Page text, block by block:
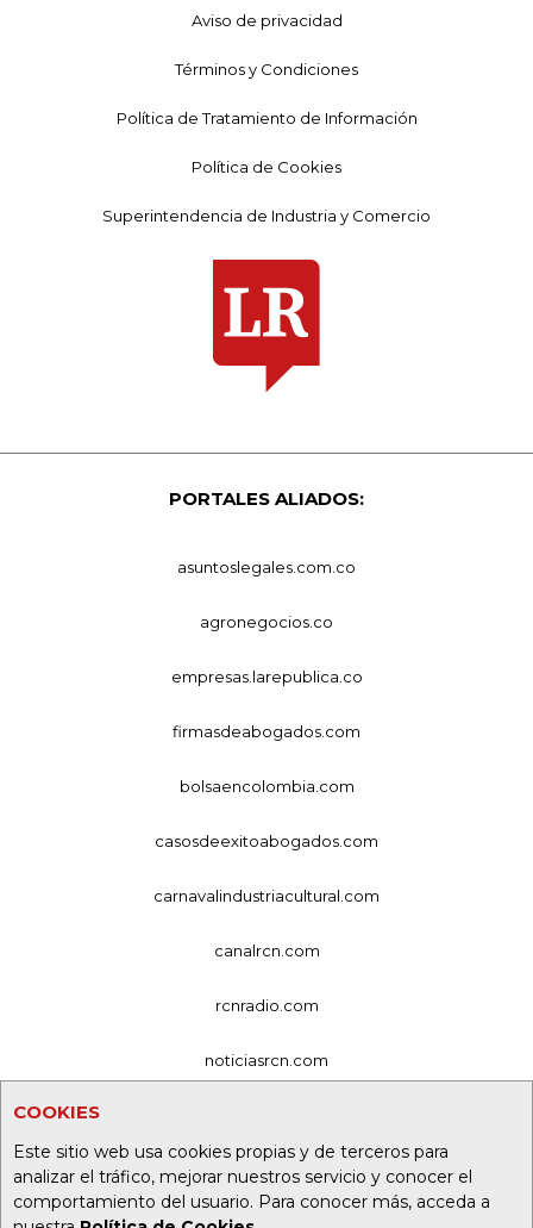
COOKIES
Este sitio web usa cookies propias y de terceros para
analizar el tráfico, mejorar nuestros servicio y conocer el
comportamiento del usuario. Para conocer más, acceda a
Aviso de privacidad
Términos y Condiciones
Política de Tratamiento de Información
Política de Cookies
Superintendencia de Industria y Comercio
PORTALES ALIADOS:
asuntoslegales.com.co
agronegocios.co
empresas.larepublica.co
firmasdeabogados.com
bolsaencolombia.com
casosdeexitoabogados.com
carnavalindustriacultural.com
canalrcn.com
rcnradio.com
noticiasrcn.com
alerta.com.co